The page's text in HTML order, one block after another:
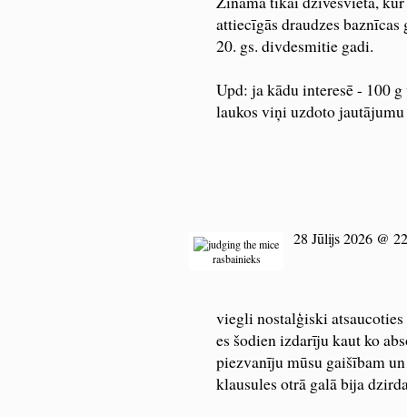
attiecīgās draudzes baznīcas
20. gs. divdesmitie gadi.
Upd: ja kādu interesē - 100
laukos viņi uzdoto
rasbainieks
28 Jūlijs 2026 @
viegli nostalģiski
es šodien izdarīju kaut ko
piezvanīju mūsu gaišībam
klausules otrā galā bija